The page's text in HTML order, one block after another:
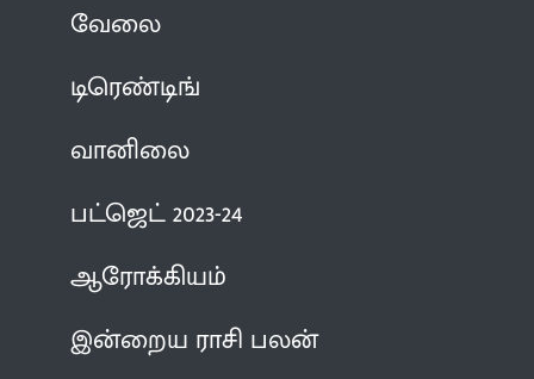
வேலை
டிரெண்டிங்
வானிலை
பட்ஜெட் 2023-24
ஆரோக்கியம்
இன்றைய ராசி பலன்